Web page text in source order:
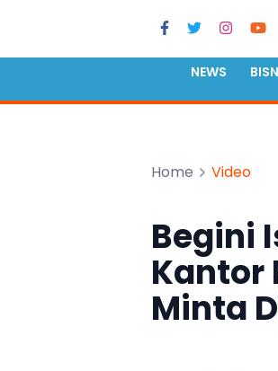
NEWS
Home Video
Begini
Kantor
Minta